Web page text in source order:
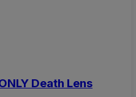
Death Lens